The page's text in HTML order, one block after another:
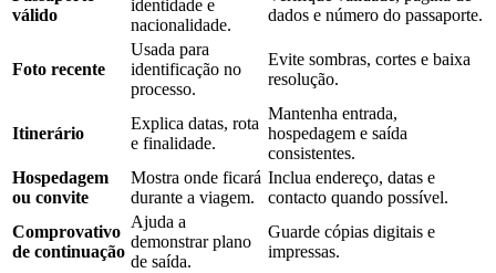
válido
identidade e
nacionalidade.
dados e número do passaporte.
Foto recente
Usada para
identificação no
processo.
Evite sombras, cortes e baixa
resolução.
Itinerário
Explica datas, rota
e finalidade.
Mantenha entrada,
hospedagem e saída
consistentes.
Hospedagem
ou convite
Mostra onde ficará
durante a viagem.
Inclua endereço, datas e
contacto quando possível.
Comprovativo
de continuação
Ajuda a
demonstrar plano
de saída.
Guarde cópias digitais e
impressas.